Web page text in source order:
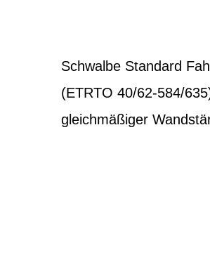
Schwalbe Standard
(ETRTO 40/62-584/
gleichmäßiger